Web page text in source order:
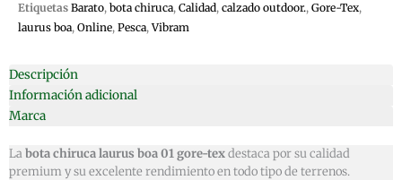
Etiquetas Barato, bota chiruca, Calidad, calzado outdoor., Gore-Tex,
laurus boa, Online, Pesca,Vibram
Descripción
Información adicional
Marca
Labota chiruca laurus boa 01 gore-texdestaca por su calidad
premium y su excelente rendimiento en todo tipo de terrenos.